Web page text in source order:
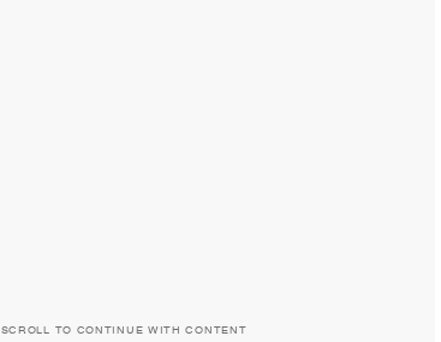
SCROLL TO CONTINUE WITH CONTENT